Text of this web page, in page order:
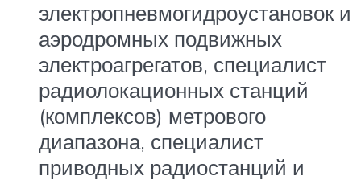
электропневмогидроустановок и
аэродромных подвижных
электроагрегатов, специалист
радиолокационных станций
(комплексов) метрового
диапазона, специалист
приводных радиостанций и